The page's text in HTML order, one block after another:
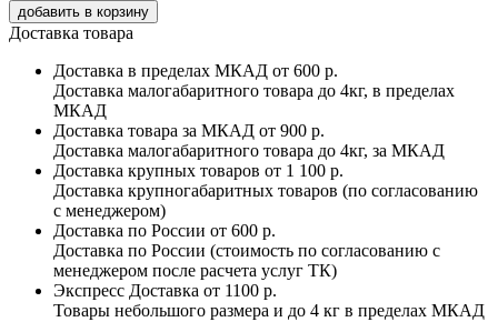
Доставка товара
Доставка в пределах МКАД от 600 р.
Доставка малогабаритного товара до 4кг, в пределах
МКАД
Доставка товара за МКАД от 900 р.
Доставка малогабаритного товара до 4кг, за МКАД
Доставка крупных товаров от 1 100 р.
Доставка крупногабаритных товаров (по согласованию
с менеджером)
Доставка по России от 600 р.
Доставка по России (стоимость по согласованию с
менеджером после расчета услуг ТК)
Экспресс Доставка от 1100 р.
Товары небольшого размера и до 4 кг в пределах МКАД